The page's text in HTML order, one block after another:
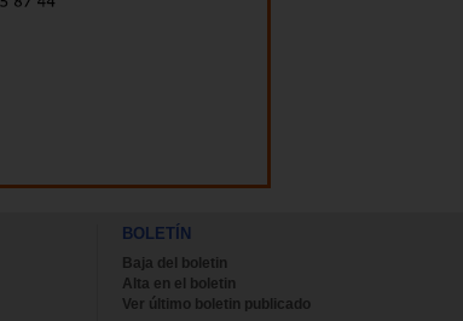
BOLETÍN
Baja del boletin
Alta en el boletin
Ver último boletin publicado